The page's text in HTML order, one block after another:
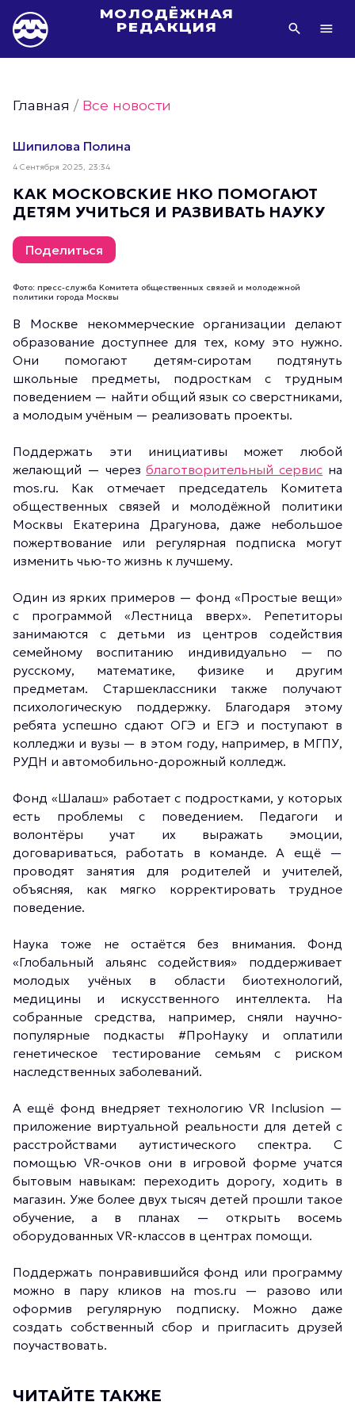
МОЛОДЁЖНАЯ
РЕДАКЦИЯ
Фото Молодёжи Москвы
Фотогалереи Молодёжи Москвы
Статьи Молодёжи Москвы
Молодёжь Москвы культурная
Молодёжь Москвы спортивная
Молодёжь Москвы в движении
Молодёжь Москвы здоровая
Молодёжь Москвы туристическая
Главная /Все новости
Шипилова Полина
4 Сентября 2025, 23:34
КАК МОСКОВСКИЕ НКО ПОМОГАЮТ
ДЕТЯМ УЧИТЬСЯ И РАЗВИВАТЬ НАУКУ
Поделиться
Фото: пресс-служба Комитета общественных связей и молодежной
политики города Москвы
В Москве некоммерческие организации делают
образование доступнее для тех, кому это нужно.
Они помогают детям-сиротам подтянуть
школьные предметы, подросткам с трудным
поведением — найти общий язык со сверстниками,
а молодым учёным — реализовать проекты.
Поддержать эти инициативы может любой
желающий — черезблаготворительный сервис на
mos.ru. Как отмечает председатель Комитета
общественных связей и молодёжной политики
Москвы Екатерина Драгунова, даже небольшое
пожертвование или регулярная подписка могут
изменить чью-то жизнь к лучшему.
Один из ярких примеров — фонд «Простые вещи»
с программой «Лестница вверх». Репетиторы
занимаются с детьми из центров содействия
семейному воспитанию индивидуально — по
русскому, математике, физике и другим
предметам. Старшеклассники также получают
психологическую поддержку. Благодаря этому
ребята успешно сдают ОГЭ и ЕГЭ и поступают в
колледжи и вузы — в этом году, например, в МГПУ,
РУДН и автомобильно-дорожный колледж.
Фонд «Шалаш» работает с подростками, у которых
есть проблемы с поведением. Педагоги и
волонтёры учат их выражать эмоции,
договариваться, работать в команде. А ещё —
проводят занятия для родителей и учителей,
объясняя, как мягко корректировать трудное
поведение.
Наука тоже не остаётся без внимания. Фонд
«Глобальный альянс содействия» поддерживает
молодых учёных в области биотехнологий,
медицины и искусственного интеллекта. На
собранные средства, например, сняли научно-
популярные подкасты #ПроНауку и оплатили
генетическое тестирование семьям с риском
наследственных заболеваний.
А ещё фонд внедряет технологию VR Inclusion —
приложение виртуальной реальности для детей с
расстройствами аутистического спектра. С
помощью VR-очков они в игровой форме учатся
бытовым навыкам: переходить дорогу, ходить в
магазин. Уже более двух тысяч детей прошли такое
обучение, а в планах — открыть восемь
оборудованных VR-классов в центрах помощи.
Поддержать понравившийся фонд или программу
можно в пару кликов на mos.ru — разово или
оформив регулярную подписку. Можно даже
создать собственный сбор и пригласить друзей
поучаствовать.
ЧИТАЙТЕ ТАКЖЕ